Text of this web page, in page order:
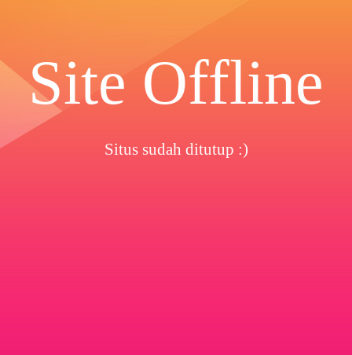
Site Offline
Situs sudah ditutup :)